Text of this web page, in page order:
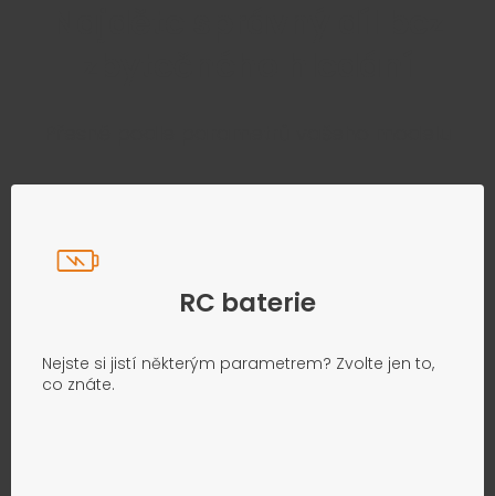
RC baterie
Nejste si jistí některým parametrem? Zvolte jen to,
co znáte.